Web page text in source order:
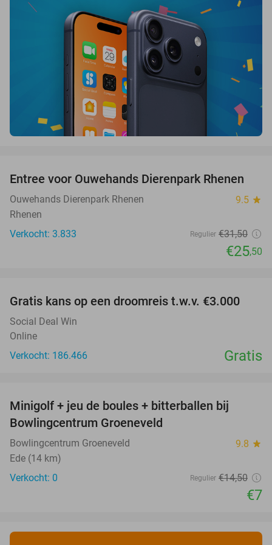
19%
Entree voor Ouwehands Dierenpark Rhenen
Ouwehands Dierenpark Rhenen 9.5 star
Rhenen
Verkocht: 3.833
Regulier €31,50
€25,50
Gratis kans op een droomreis t.w.v. €3.000
Social Deal Win
Online
Verkocht: 186.466
Gratis
NEW
TODAY
Minigolf + jeu de boules + bitterballen bij
Bowlingcentrum Groeneveld
Bowlingcentrum Groeneveld 9.8 star
Ede (14 km)
Verkocht: 0
Regulier €14,50
€7